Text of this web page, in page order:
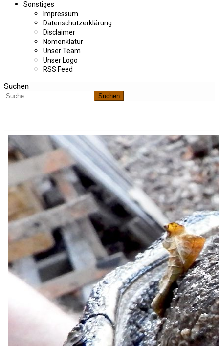
Sonstiges
Impressum
Datenschutzerklärung
Disclaimer
Nomenklatur
Unser Team
Unser Logo
RSS Feed
Suchen
Suchen